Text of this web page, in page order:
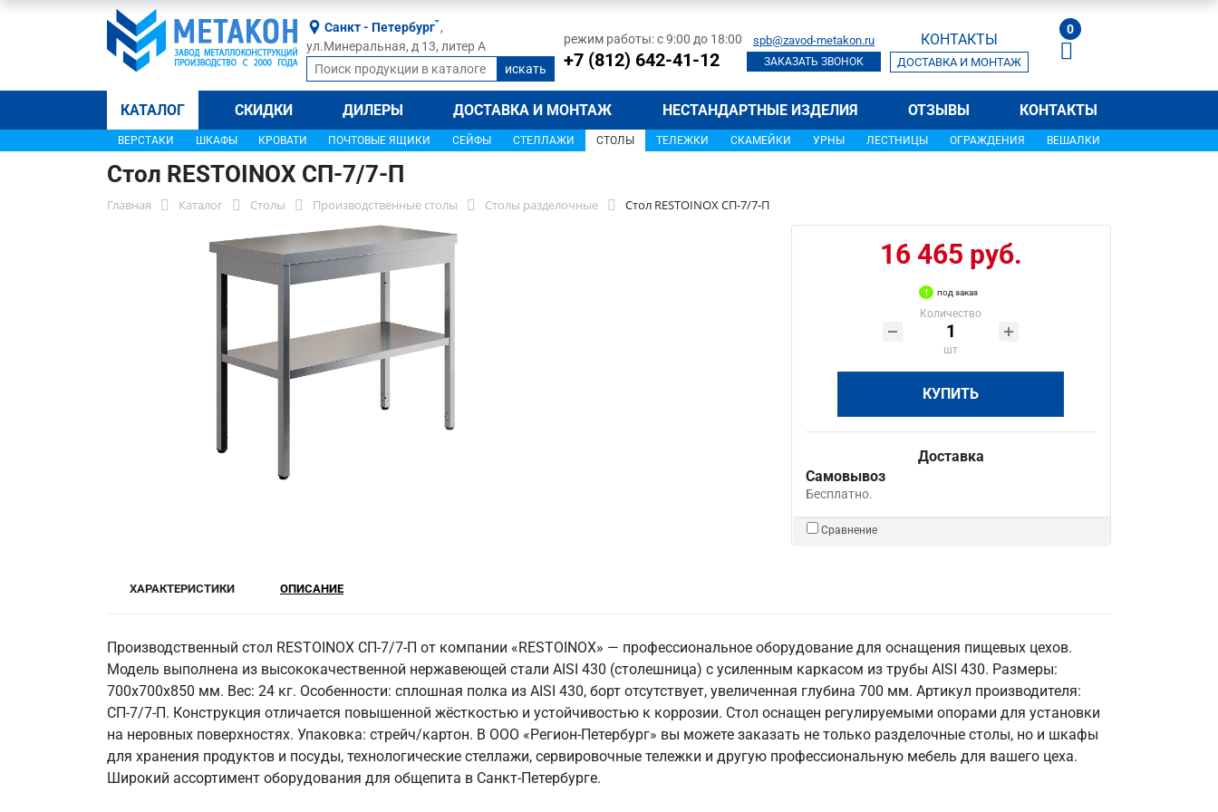
Санкт - Петербург ,
ул.Минеральная, д 13, литер А
режим работы: с 9:00 до 18:00
+7 (812) 642-41-12
spb@zavod-metakon.ru
ЗАКАЗАТЬ ЗВОНОК
КОНТАКТЫ
ДОСТАВКА И МОНТАЖ
0
КАТАЛОГ СКИДКИ ДИЛЕРЫ ДОСТАВКА И МОНТАЖ НЕСТАНДАРТНЫЕ ИЗДЕЛИЯ ОТЗЫВЫ КОНТАКТЫ
ВЕРСТАКИ ШКАФЫ КРОВАТИ ПОЧТОВЫЕ ЯЩИКИ СЕЙФЫ СТЕЛЛАЖИ СТОЛЫ ТЕЛЕЖКИ СКАМЕЙКИ УРНЫ ЛЕСТНИЦЫ ОГРАЖДЕНИЯ ВЕШАЛКИ
Стол RESTOINOX СП-7/7-П
Главная Каталог Столы Производственные столы Столы разделочные Стол RESTOINOX СП-7/7-П
16 465 руб.
под заказ
Количество
шт
КУПИТЬ
Доставка
Самовывоз
Бесплатно.
Сравнение
ХАРАКТЕРИСТИКИ ОПИСАНИЕ
Производственный стол RESTOINOX СП-7/7-П от компании «RESTOINOX» — профессиональное оборудование для оснащения пищевых цехов.
Модель выполнена из высококачественной нержавеющей стали AISI 430 (столешница) с усиленным каркасом из трубы AISI 430. Размеры:
700x700x850 мм. Вес: 24 кг. Особенности: сплошная полка из AISI 430, борт отсутствует, увеличенная глубина 700 мм. Артикул производителя:
СП-7/7-П. Конструкция отличается повышенной жёсткостью и устойчивостью к коррозии. Стол оснащен регулируемыми опорами для установки
на неровных поверхностях. Упаковка: стрейч/картон. В ООО «Регион-Петербург» вы можете заказать не только разделочные столы, но и шкафы
для хранения продуктов и посуды, технологические стеллажи, сервировочные тележки и другую профессиональную мебель для вашего цеха.
Широкий ассортимент оборудования для общепита в Санкт‑Петербурге.